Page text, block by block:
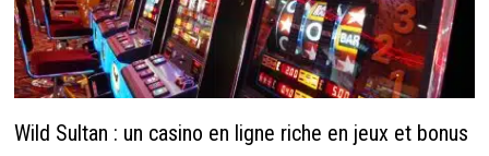
Wild Sultan : un casino en ligne riche en jeux et bonus